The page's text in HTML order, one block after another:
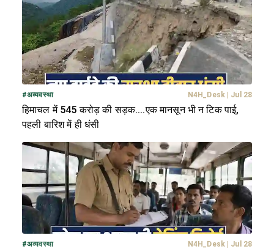
#अव्यवस्था N4H_Desk| Jul 28
हिमाचल में 545 करोड़ की सड़क....एक मानसून भी न टिक पाई,
पहली बारिश में ही धंसी
#अव्यवस्था N4H_Desk| Jul 28